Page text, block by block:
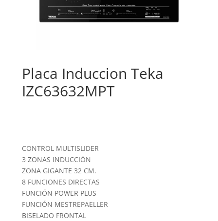
Placa Induccion Teka
IZC63632MPT
CONTROL MULTISLIDER
3 ZONAS INDUCCIÓN
ZONA GIGANTE 32 CM.
8 FUNCIONES DIRECTAS
FUNCIÓN POWER PLUS
FUNCIÓN MESTREPAELLER
BISELADO FRONTAL